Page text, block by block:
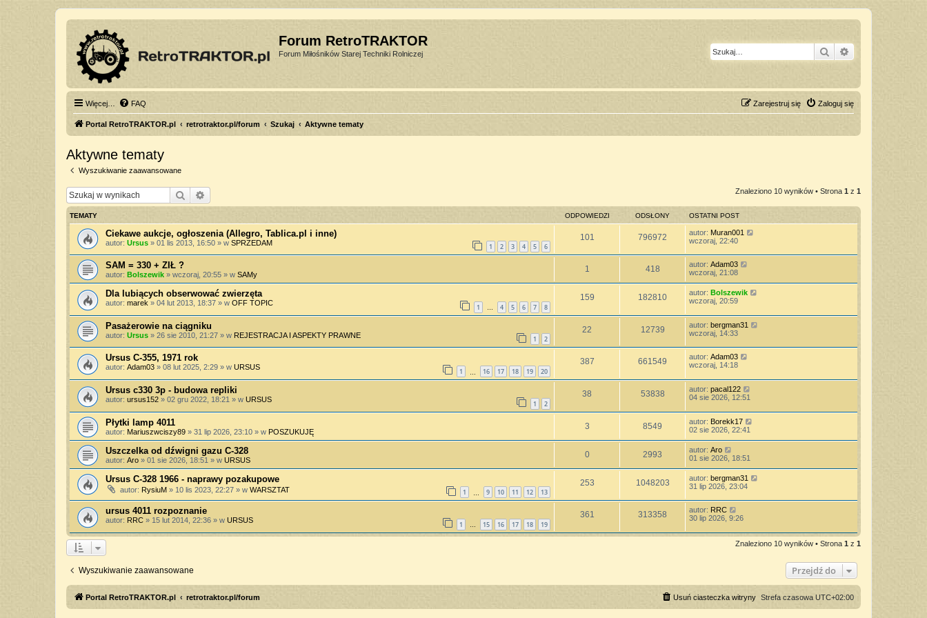
Forum RetroTRAKTOR
Forum Miłośników Starej Techniki Rolniczej Szukaj
Więcej… FAQ Zaloguj się
Zarejestruj się
Portal RetroTRAKTOR.pl retrotraktor.pl/forum Szukaj Aktywne tematy
Aktywne tematy
Wyszukiwanie zaawansowane
Szukaj Znaleziono 10 wyników • Strona 1 z 1
TEMATY ODPOWIEDZI ODSŁONY OSTATNI POST
Ciekawe aukcje, ogłoszenia (Allegro, Tablica.pl i inne)
autor: Ursus » 01 lis 2013, 16:50 » w SPRZEDAM 1 2 3 4 5 6
101 796972 autor: Muran001
wczoraj, 22:40
SAM = 330 + ZIŁ ?
autor: Bolszewik » wczoraj, 20:55 » w SAMy
1 418 autor: Adam03
wczoraj, 21:08
Dla lubiących obserwować zwierzęta
autor: marek » 04 lut 2013, 18:37 » w OFF TOPIC 1 … 4 5 6 7 8
159 182810 autor: Bolszewik
wczoraj, 20:59
Pasażerowie na ciągniku
autor: Ursus » 26 sie 2010, 21:27 » w REJESTRACJA I ASPEKTY PRAWNE 1 2
22 12739 autor: bergman31
wczoraj, 14:33
Ursus C-355, 1971 rok
autor: Adam03 » 08 lut 2025, 2:29 » w URSUS 1 16 17 18 19 20
387 661549 autor: Adam03
wczoraj, 14:18
Ursus c330 3p - budowa repliki
autor: ursus152 » 02 gru 2022, 18:21 » w URSUS 1 2
38 53838 autor: pacal122
04 sie 2026, 12:51
Płytki lamp 4011
autor: Mariuszwciszy89 » 31 lip 2026, 23:10 » w POSZUKUJĘ
3 8549 autor: Borekk17
02 sie 2026, 22:41
Uszczelka od dźwigni gazu C-328
autor: Aro » 01 sie 2026, 18:51 » w URSUS
0 2993 autor: Aro
01 sie 2026, 18:51
Ursus C-328 1966 - naprawy pozakupowe
autor: RysiuM » 10 lis 2023, 22:27 » w WARSZTAT 1 9 10 11 12 13
253 1048203 autor: bergman31
31 lip 2026, 23:04
ursus 4011 rozpoznanie
autor: RRC » 15 lut 2014, 22:36 » w URSUS 1 … 15 16 17 18 19
361 313358 autor: RRC
30 lip 2026, 9:26
Znaleziono 10 wyników • Strona 1 z 1
Wyszukiwanie zaawansowane Przejdź do
Portal RetroTRAKTOR.pl retrotraktor.pl/forum Strefa czasowa UTC+02:00
Usuń ciasteczka witryny